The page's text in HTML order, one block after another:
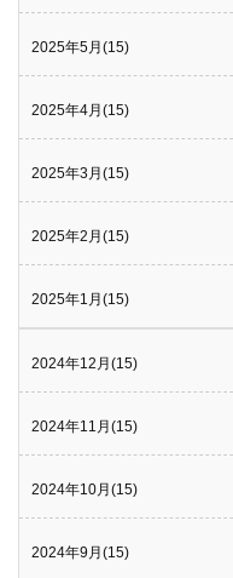
2025年5月(15)
2025年4月(15)
2025年3月(15)
2025年2月(15)
2025年1月(15)
2024年12月(15)
2024年11月(15)
2024年10月(15)
2024年9月(15)